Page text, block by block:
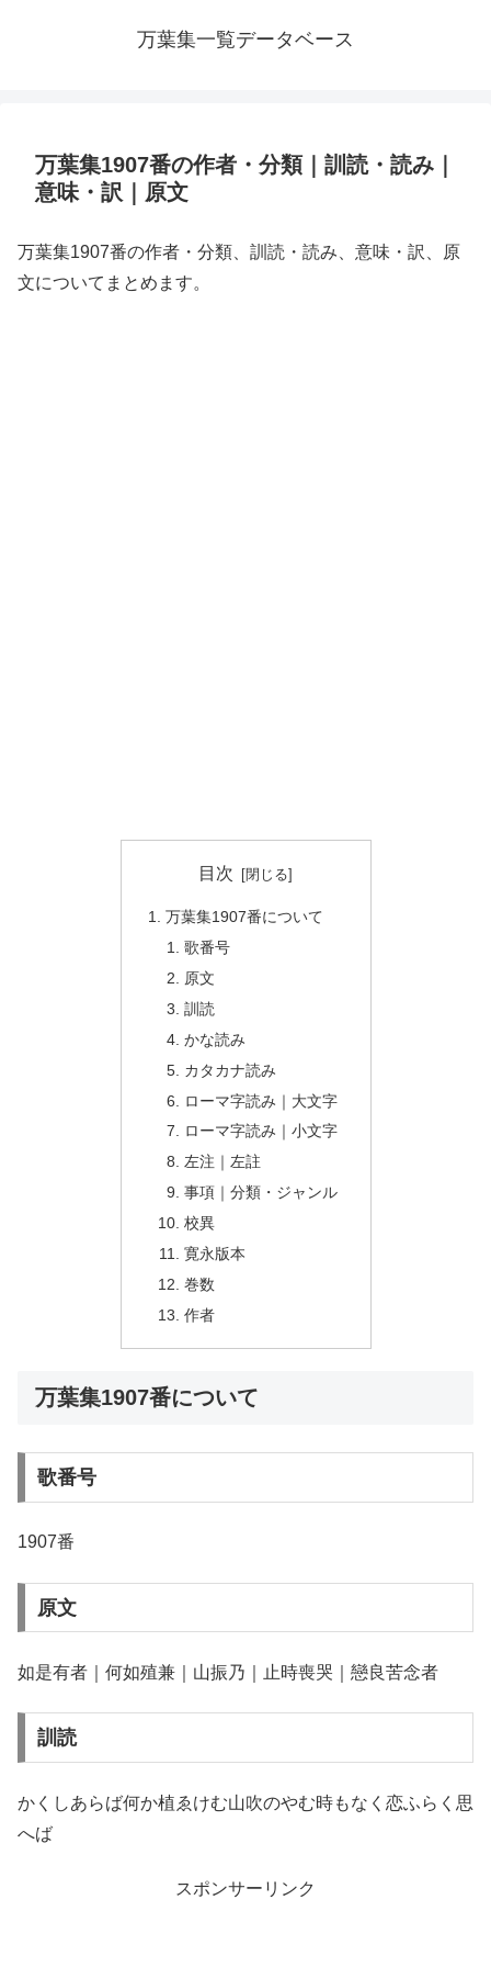
万葉集一覧データベース
万葉集1907番の作者・分類｜訓読・読み｜
意味・訳｜原文
万葉集1907番の作者・分類、訓読・読み、意味・訳、原
文についてまとめます。
目次
万葉集1907番について
歌番号
原文
訓読
かな読み
カタカナ読み
ローマ字読み｜大文字
ローマ字読み｜小文字
左注｜左註
事項｜分類・ジャンル
校異
寛永版本
巻数
作者
万葉集1907番について
歌番号
1907番
原文
如是有者｜何如殖兼｜山振乃｜止時喪哭｜戀良苦念者
訓読
かくしあらば何か植ゑけむ山吹のやむ時もなく恋ふらく思
へば
スポンサーリンク